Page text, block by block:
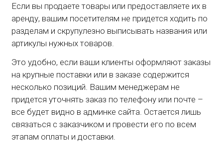
Если вы продаете товары или предоставляете их в
аренду, вашим посетителям не придется ходить по
разделам и скрупулезно выписывать названия или
артикулы нужных товаров.
Это удобно, если ваши клиенты оформляют заказы
на крупные поставки или в заказе содержится
несколько позиций. Вашим менеджерам не
придется уточнять заказ по телефону или почте –
все будет видно в админке сайта. Остается лишь
связаться с заказчиком и провести его по всем
этапам оплаты и доставки.